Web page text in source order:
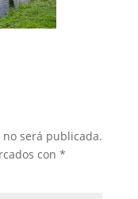
será publicada.
con *